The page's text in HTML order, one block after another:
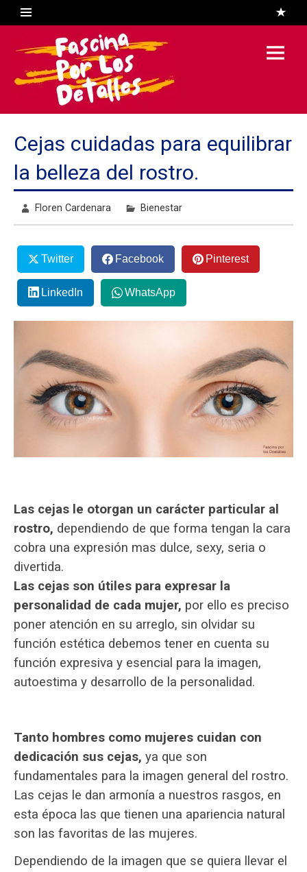
content
Fascina
Cejas cuidadas para equilibrar
la belleza del rostro.
Floren Cardenara Bienestar
Twitter Facebook Pinterest
LinkedIn WhatsApp
Las cejas le otorgan un carácter particular al
rostro, dependiendo de que forma tengan la cara
cobra una expresión mas dulce, sexy, seria o
divertida.
Las cejas son útiles para expresar la
personalidad de cada mujer, por ello es preciso
poner atención en su arreglo, sin olvidar su
función estética debemos tener en cuenta su
función expresiva y esencial para la imagen,
autoestima y desarrollo de la personalidad.
Tanto hombres como mujeres cuidan con
dedicación sus cejas, ya que son
fundamentales para la imagen general del rostro.
Las cejas le dan armonía a nuestros rasgos, en
esta época las que tienen una apariencia natural
son las favoritas de las mujeres.
Dependiendo de la imagen que se quiera llevar el